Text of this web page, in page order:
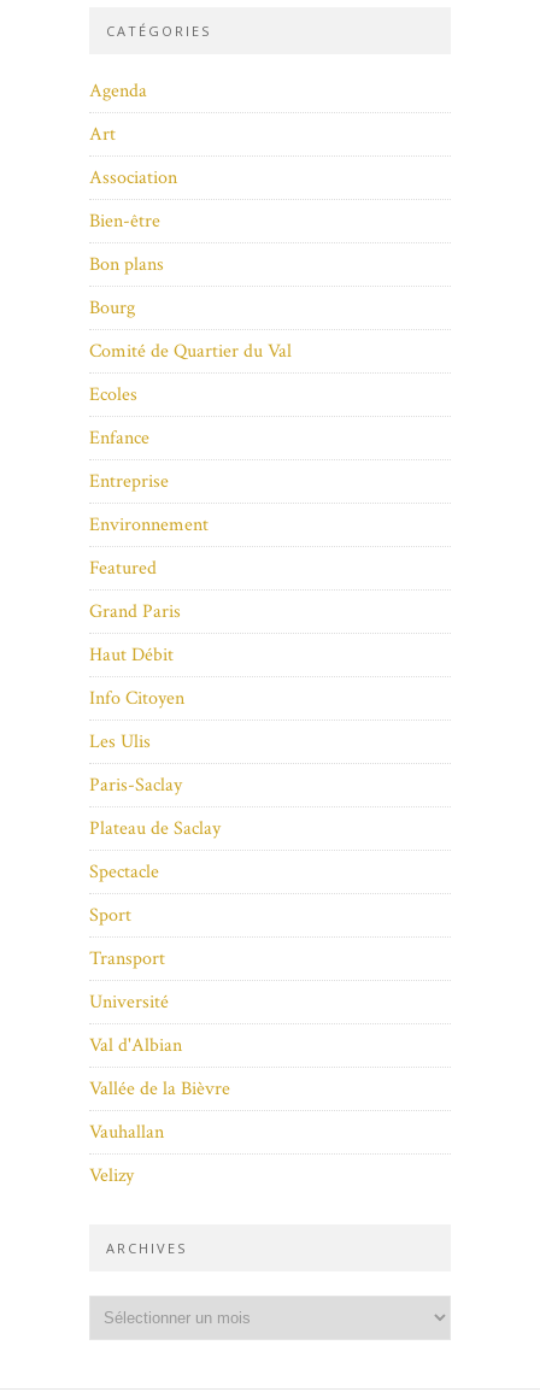
CATÉGORIES
Agenda
Art
Association
Bien-être
Bon plans
Bourg
Comité de Quartier du Val
Ecoles
Enfance
Entreprise
Environnement
Featured
Grand Paris
Haut Débit
Info Citoyen
Les Ulis
Paris-Saclay
Plateau de Saclay
Spectacle
Sport
Transport
Université
Val d'Albian
Vallée de la Bièvre
Vauhallan
Velizy
ARCHIVES